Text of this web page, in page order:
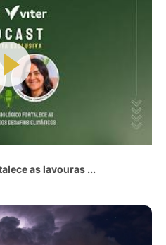
as lavouras ...